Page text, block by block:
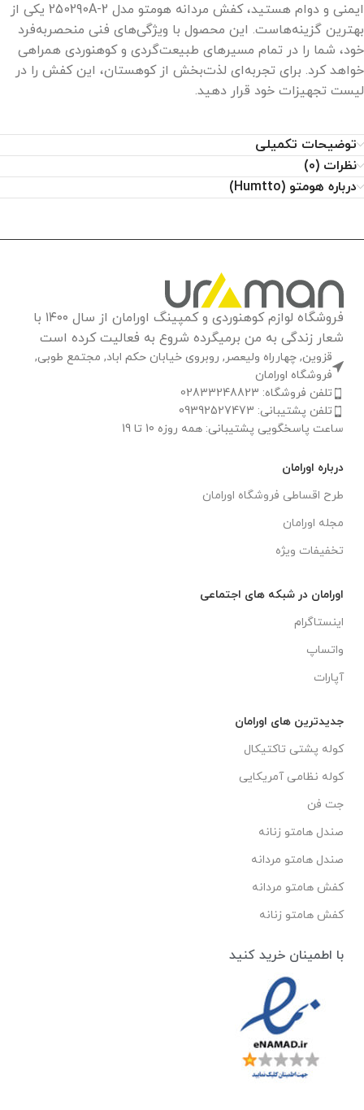
ایمنی و دوام هستید، کفش مردانه هومتو مدل 250290A-2 یکی از
بهترین گزینه‌هاست. این محصول با ویژگی‌های فنی منحصربه‌فرد
خود، شما را در تمام مسیرهای طبیعت‌گردی و کوهنوردی همراهی
خواهد کرد. برای تجربه‌ای لذت‌بخش از کوهستان، این کفش را در
لیست تجهیزات خود قرار دهید.
توضیحات تکمیلی
نظرات (0)
درباره هومتو (Humtto)
فروشگاه لوازم کوهنوردی و کمپینگ اورامان از سال ۱۴۰۰ با
شعار زندگی به من برمیگرده شروع به فعالیت کرده است
قزوین, چهارراه ولیعصر, روبروی خیابان حکم اباد, مجتمع طوبی,
فروشگاه اورامان
تلفن فروشگاه: 02833248823
تلفن پشتیبانی: 09392527473
ساعت پاسخگویی پشتیبانی: همه روزه 10 تا 19
درباره اورامان
طرح اقساطی فروشگاه اورامان
مجله اورامان
تخفیفات ویژه
اورامان در شبکه های اجتماعی
اینستاگرام
واتساپ
آپارات
جدیدترین های اورامان
کوله پشتی تاکتیکال
کوله نظامی آمریکایی
جت فن
صندل هامتو زنانه
صندل هامتو مردانه
کفش هامتو مردانه
کفش هامتو زنانه
با اطمینان خرید کنید